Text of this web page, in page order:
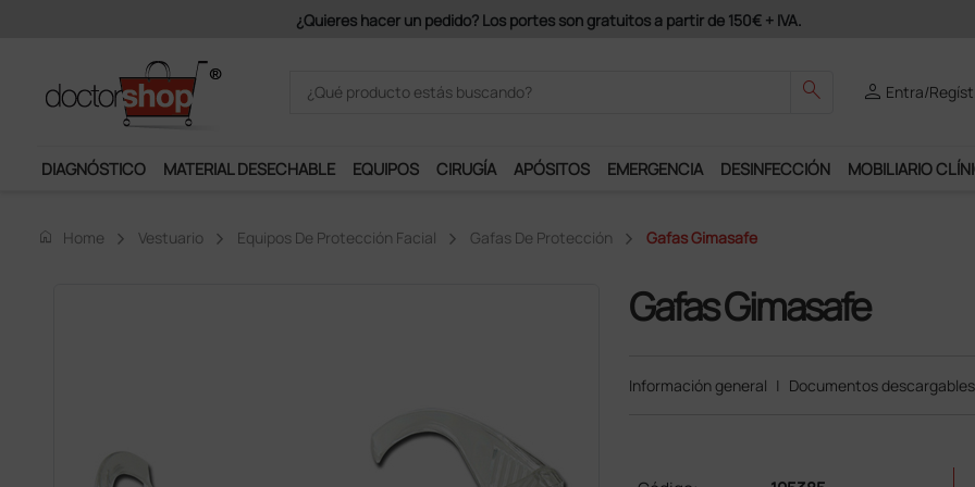
Únete al programa Ds Plus y podrás disfrutar de muchos servicios exclusivos.
search person Entra/
DIAGNÓSTICO MATERIAL DESECHABLE EQUIPOS CIRUGÍA APÓSITOS EMERGENCIA DESINFECCIÓN MOBILIARIO
home Home Vestuario Equipos De Protección Facial Gafas De Protección Gafas Gimasafe
Gafas Gimasafe
Información general | Documentos descargables